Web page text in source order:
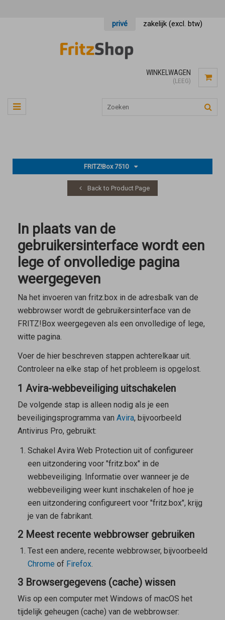
privé zakelijk (excl. btw)
WINKELWAGEN
(LEEG)
FRITZ!Box 7510
Back to Product Page
In plaats van de
gebruikersinterface wordt een
lege of onvolledige pagina
weergegeven
Na het invoeren van fritz.boxin de adresbalk van de
webbrowser wordt de gebruikersinterface van de
FRITZ!Box weergegeven als een onvolledige of lege,
witte pagina.
Voer de hier beschreven stappen achterelkaar uit.
Controleer na elke stap of het probleem is opgelost.
1 Avira-webbeveiliging uitschakelen
De volgende stap is alleen nodig als je een
beveiligingsprogramma van Avira, bijvoorbeeld
Antivirus Pro, gebruikt:
Schakel Avira Web Protection uit of configureer
een uitzondering voor "fritz.box" in de
webbeveiliging. Informatie over wanneer je de
webbeveiliging weer kunt inschakelen of hoe je
een uitzondering configureert voor "fritz.box", krijg
je van de fabrikant.
2 Meest recente webbrowser gebruiken
Test een andere, recente webbrowser, bijvoorbeeld
Chrome of Firefox.
3 Browsergegevens (cache) wissen
Wis op een computer met Windows of macOS het
tijdelijk geheugen (cache) van de webbrowser: